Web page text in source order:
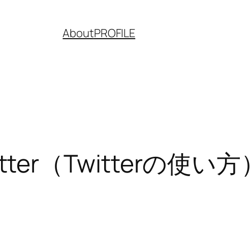
AboutPROFILE
（Twitterの使い方）